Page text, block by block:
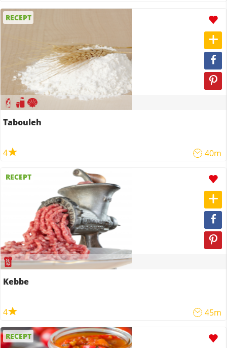
RECEPT
Tabouleh
4 40m
RECEPT
Kebbe
4 45m
RECEPT